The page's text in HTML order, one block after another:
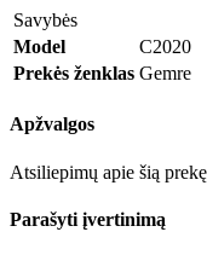
Savybės
Model
C2020
Prekės ženklas Gemre
Apžvalgos
Atsiliepimų apie šią
Parašyti įvertinimą